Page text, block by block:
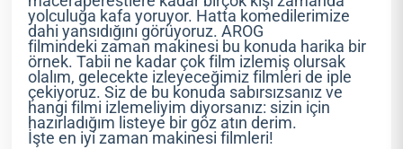
yolculuğa kafa yoruyor. Hatta komedilerimize
dahi yansıdığını görüyoruz. AROG
filmindeki zaman makinesi bu konuda harika bir
örnek. Tabii ne kadar çok film izlemiş olursak
olalım, gelecekte izleyeceğimiz filmleri de iple
çekiyoruz. Siz de bu konuda sabırsızsanız ve
hangi filmi izlemeliyim diyorsanız: sizin için
hazırladığım listeye bir göz atın derim.
İşte en iyi zaman makinesi filmleri!